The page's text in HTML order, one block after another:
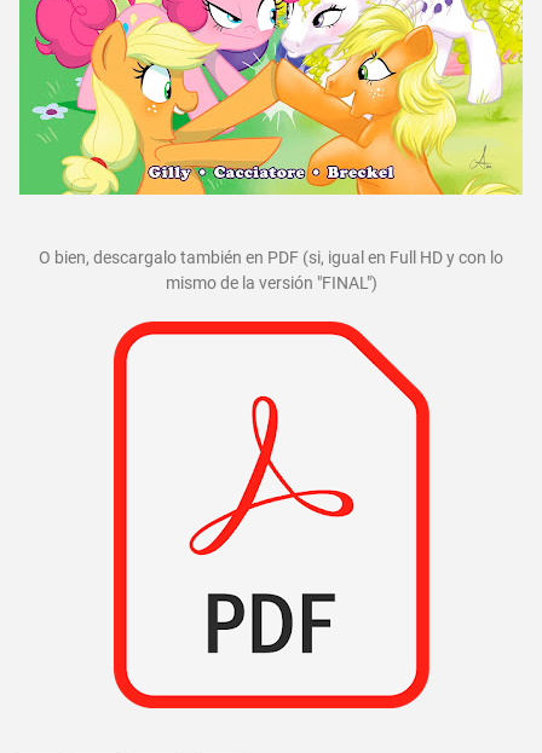
O bien, descargalo también en PDF (si, igual en Full HD y con lo
mismo de la versión "FINAL")